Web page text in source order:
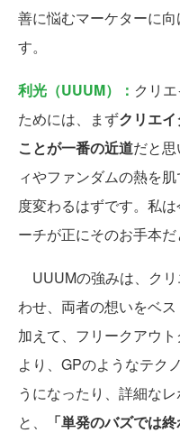
善に悩むマーケターに
す。
利光（UUUM）： クリ
ためには、まずクリエ
ことが一番の近道だと
ィやファンダムの熱を
度変わるはずです。私
ーチが正にそのお手本だ
UUUMの強みは、ク
わせ、両者の想いをベス
加えて、フリークアウ
より、GPのようなテク
うになったり、詳細な
と、
「単発のバズでは